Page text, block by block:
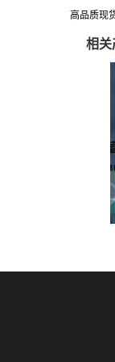
高品质现
相关